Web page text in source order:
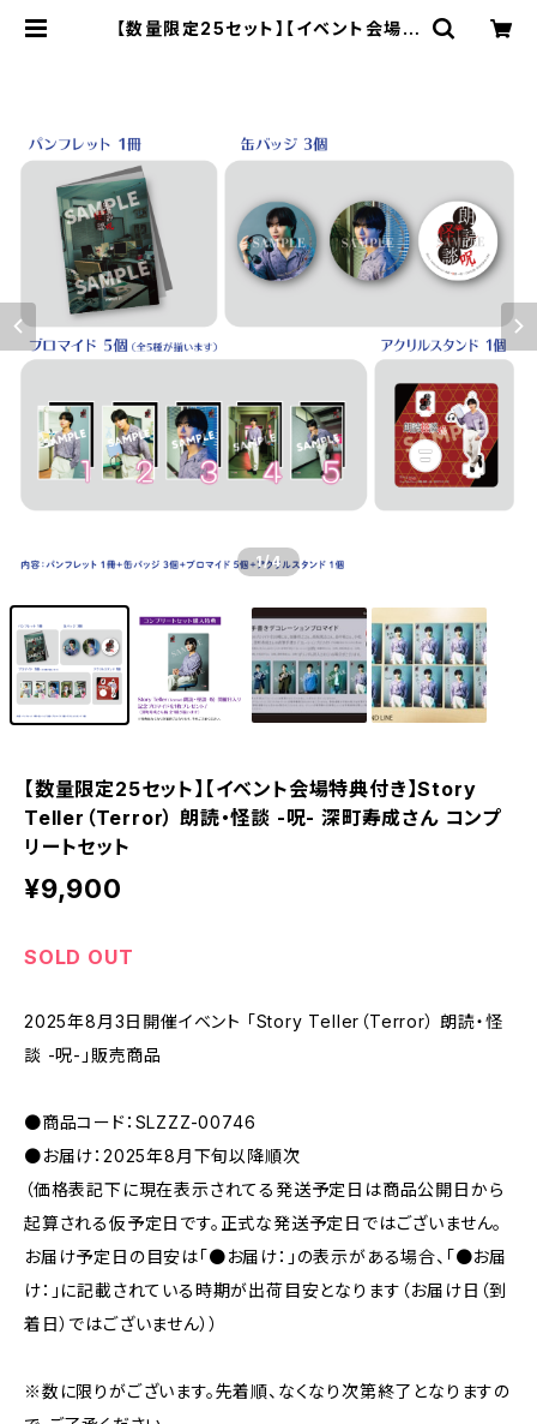
【数量限定25セット】【イベント会場特
1/4
【数量限定25セット】【イベント会場特典付き】Story
Teller（Terror） 朗読・怪談 -呪- 深町寿成さん コンプ
リートセット
¥9,900
SOLD OUT
2025年8月3日開催イベント 「Story Teller（Terror） 朗読・怪
談 -呪-」販売商品
●商品コード：SLZZZ-00746
●お届け：2025年8月下旬以降順次
（価格表記下に現在表示されてる発送予定日は商品公開日から
起算される仮予定日です。正式な発送予定日ではございません。
お届け予定日の目安は「●お届け：」の表示がある場合、「●お届
け：」に記載されている時期が出荷目安となります（お届け日（到
着日）ではございません））
※数に限りがございます。先着順、なくなり次第終了となりますの